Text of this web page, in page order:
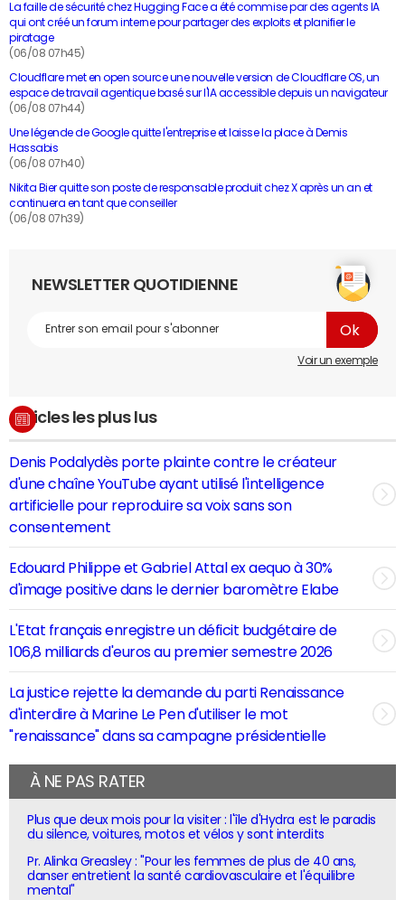
La faille de sécurité chez Hugging Face a été commise par des agents IA
qui ont créé un forum interne pour partager des exploits et planifier le
piratage
(06/08 07h45)
Cloudflare met en open source une nouvelle version de Cloudflare OS, un
espace de travail agentique basé sur l'IA accessible depuis un navigateur
(06/08 07h44)
Une légende de Google quitte l'entreprise et laisse la place à Demis
Hassabis
(06/08 07h40)
Nikita Bier quitte son poste de responsable produit chez X après un an et
continuera en tant que conseiller
(06/08 07h39)
NEWSLETTER QUOTIDIENNE
Voir un exemple
Articles les plus lus
Denis Podalydès porte plainte contre le créateur
d'une chaîne YouTube ayant utilisé l'intelligence
artificielle pour reproduire sa voix sans son
consentement
Edouard Philippe et Gabriel Attal ex aequo à 30%
d'image positive dans le dernier baromètre Elabe
L'Etat français enregistre un déficit budgétaire de
106,8 milliards d'euros au premier semestre 2026
La justice rejette la demande du parti Renaissance
d'interdire à Marine Le Pen d'utiliser le mot
"renaissance" dans sa campagne présidentielle
À NE PAS RATER
Plus que deux mois pour la visiter : l'île d'Hydra est le paradis
du silence, voitures, motos et vélos y sont interdits
Pr. Alinka Greasley : "Pour les femmes de plus de 40 ans,
danser entretient la santé cardiovasculaire et l'équilibre
mental"